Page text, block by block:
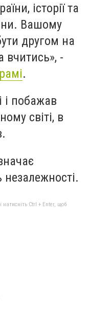
історії та
Вашому
другом на
вчитись», -
.
і побажав
світі, в
натисніть Ctrl + Enter, щоб